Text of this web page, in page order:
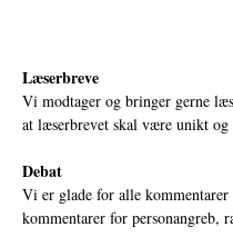
Læserbreve
Vi modtager og bringer gerne
at læserbrevet skal være unikt
Debat
Vi er glade for alle
kommentarer for personangreb,